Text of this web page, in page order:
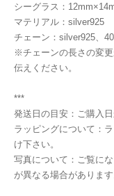
シーグラス：
マテリアル：silver925
チェーン：silver925、
※チェーンの長さの変
伝えください。
***
発送日の目安：ご購入
ラッピングについて：
け下さい。
写真について：ご覧に
が異なる場合があります